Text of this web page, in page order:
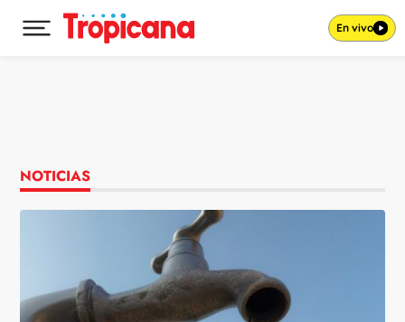
Desplegar menú principal En vivo
NOTICIAS